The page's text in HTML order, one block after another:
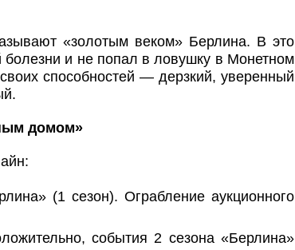
«золотым веком» Берлина. В это
и не попал в ловушку в Монетном
способностей — дерзкий, уверенный
домом»
(1 сезон). Ограбление аукционного
события 2 сезона «Берлина»